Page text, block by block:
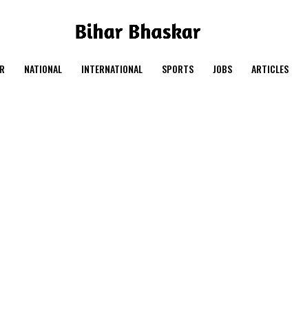
NATIONAL INTERNATIONAL SPORTS JOBS ARTICLES